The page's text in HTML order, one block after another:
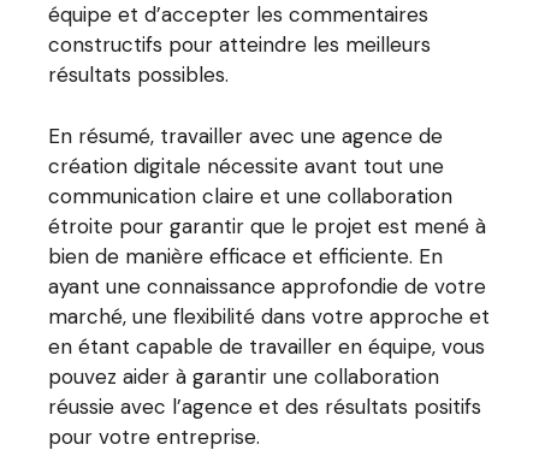
équipe et d’accepter les commentaires
constructifs pour atteindre les meilleurs
résultats possibles.
En résumé, travailler avec une agence de
création digitale nécessite avant tout une
communication claire et une collaboration
étroite pour garantir que le projet est mené à
bien de manière efficace et efficiente. En
ayant une connaissance approfondie de votre
marché, une flexibilité dans votre approche et
en étant capable de travailler en équipe, vous
pouvez aider à garantir une collaboration
réussie avec l’agence et des résultats positifs
pour votre entreprise.